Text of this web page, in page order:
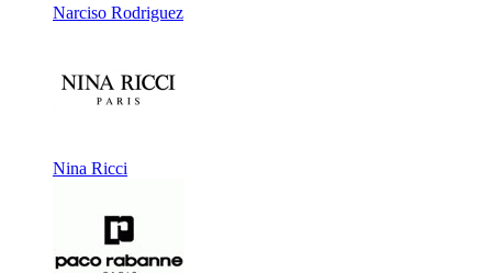
Narciso Rodriguez
Nina Ricci